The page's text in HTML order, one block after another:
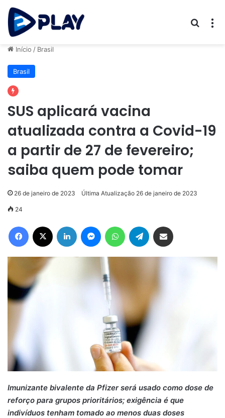
Início / Brasil
Brasil
SUS aplicará vacina
atualizada contra a Covid-19
a partir de 27 de fevereiro;
saiba quem pode tomar
26 de janeiro de 2023 Última Atualização 26 de janeiro de 2023
24
Facebook Linkedin MessengerWhatsAppTelegram
Imunizante bivalente da Pfizer será usado como dose de
reforço para grupos prioritários; exigência é que
indivíduos tenham tomado ao menos duas doses